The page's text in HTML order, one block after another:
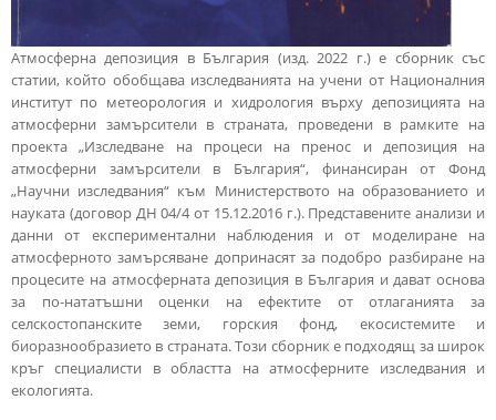
Атмосферна депозиция в България (изд. 2022 г.) е сборник със
статии, който обобщава изследванията на учени от Националния
институт по метеорология и хидрология върху депозицията на
атмосферни замърсители в страната, проведени в рамките на
проекта „Изследване на процеси на пренос и депозиция на
атмосферни замърсители в България“, финансиран от Фонд
„Научни изследвания“ към Министерството на образованието и
науката (договор ДН 04/4 от 15.12.2016 г.). Представените анализи и
данни от експериментални наблюдения и от моделиране на
атмосферното замърсяване допринасят за подобро разбиране на
процесите на атмосферната депозиция в България и дават основа
за по-нататъшни оценки на ефектите от отлаганията за
селскостопанските земи, горския фонд, екосистемите и
биоразнообразието в страната. Този сборник е подходящ за широк
кръг специалисти в областта на атмосферните изследвания и
екологията.